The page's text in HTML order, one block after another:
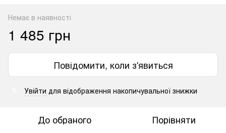
Немає в наявності
1 485 грн
Повідомити, коли з'явиться
Увійти для відображення накопичувальної знижки
До обраного Порівняти